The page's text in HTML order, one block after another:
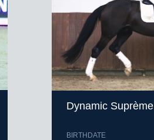
Dynamic Suprème
BIRTHDATE